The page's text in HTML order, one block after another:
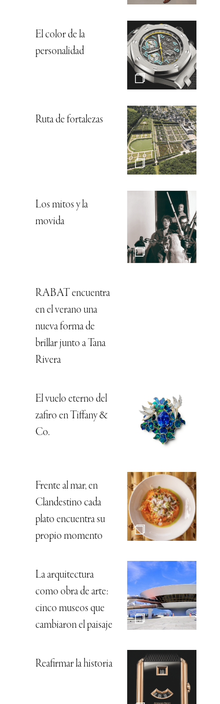
El color de la
personalidad
Ruta de fortalezas
Los mitos y la
movida
RABAT encuentra
en el verano una
nueva forma de
brillar junto a Tana
Rivera
El vuelo eterno del
zafiro en Tiffany &
Co.
Frente al mar, en
Clandestino cada
plato encuentra su
propio momento
La arquitectura
como obra de arte:
cinco museos que
cambiaron el paisaje
Reafirmar la historia